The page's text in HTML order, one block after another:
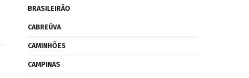
BRASILEIRÃO
CABREÚVA
CAMINHÕES
CAMPINAS